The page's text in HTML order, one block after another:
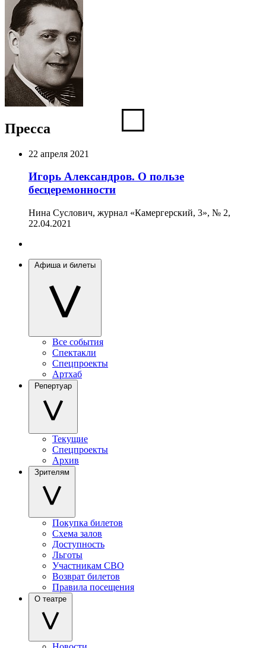
Пресса
22 апреля 2021
Игорь Александров. О пользе
бесцеремонности
Нина Суслович, журнал «Камергерский, 3», № 2,
22.04.2021
Афиша и билеты
Все события
Спектакли
Спецпроекты
Артхаб
Репертуар
Текущие
Спецпроекты
Архив
Зрителям
Покупка билетов
Схема залов
Доступность
Льготы
Участникам СВО
Возврат билетов
Правила посещения
О театре